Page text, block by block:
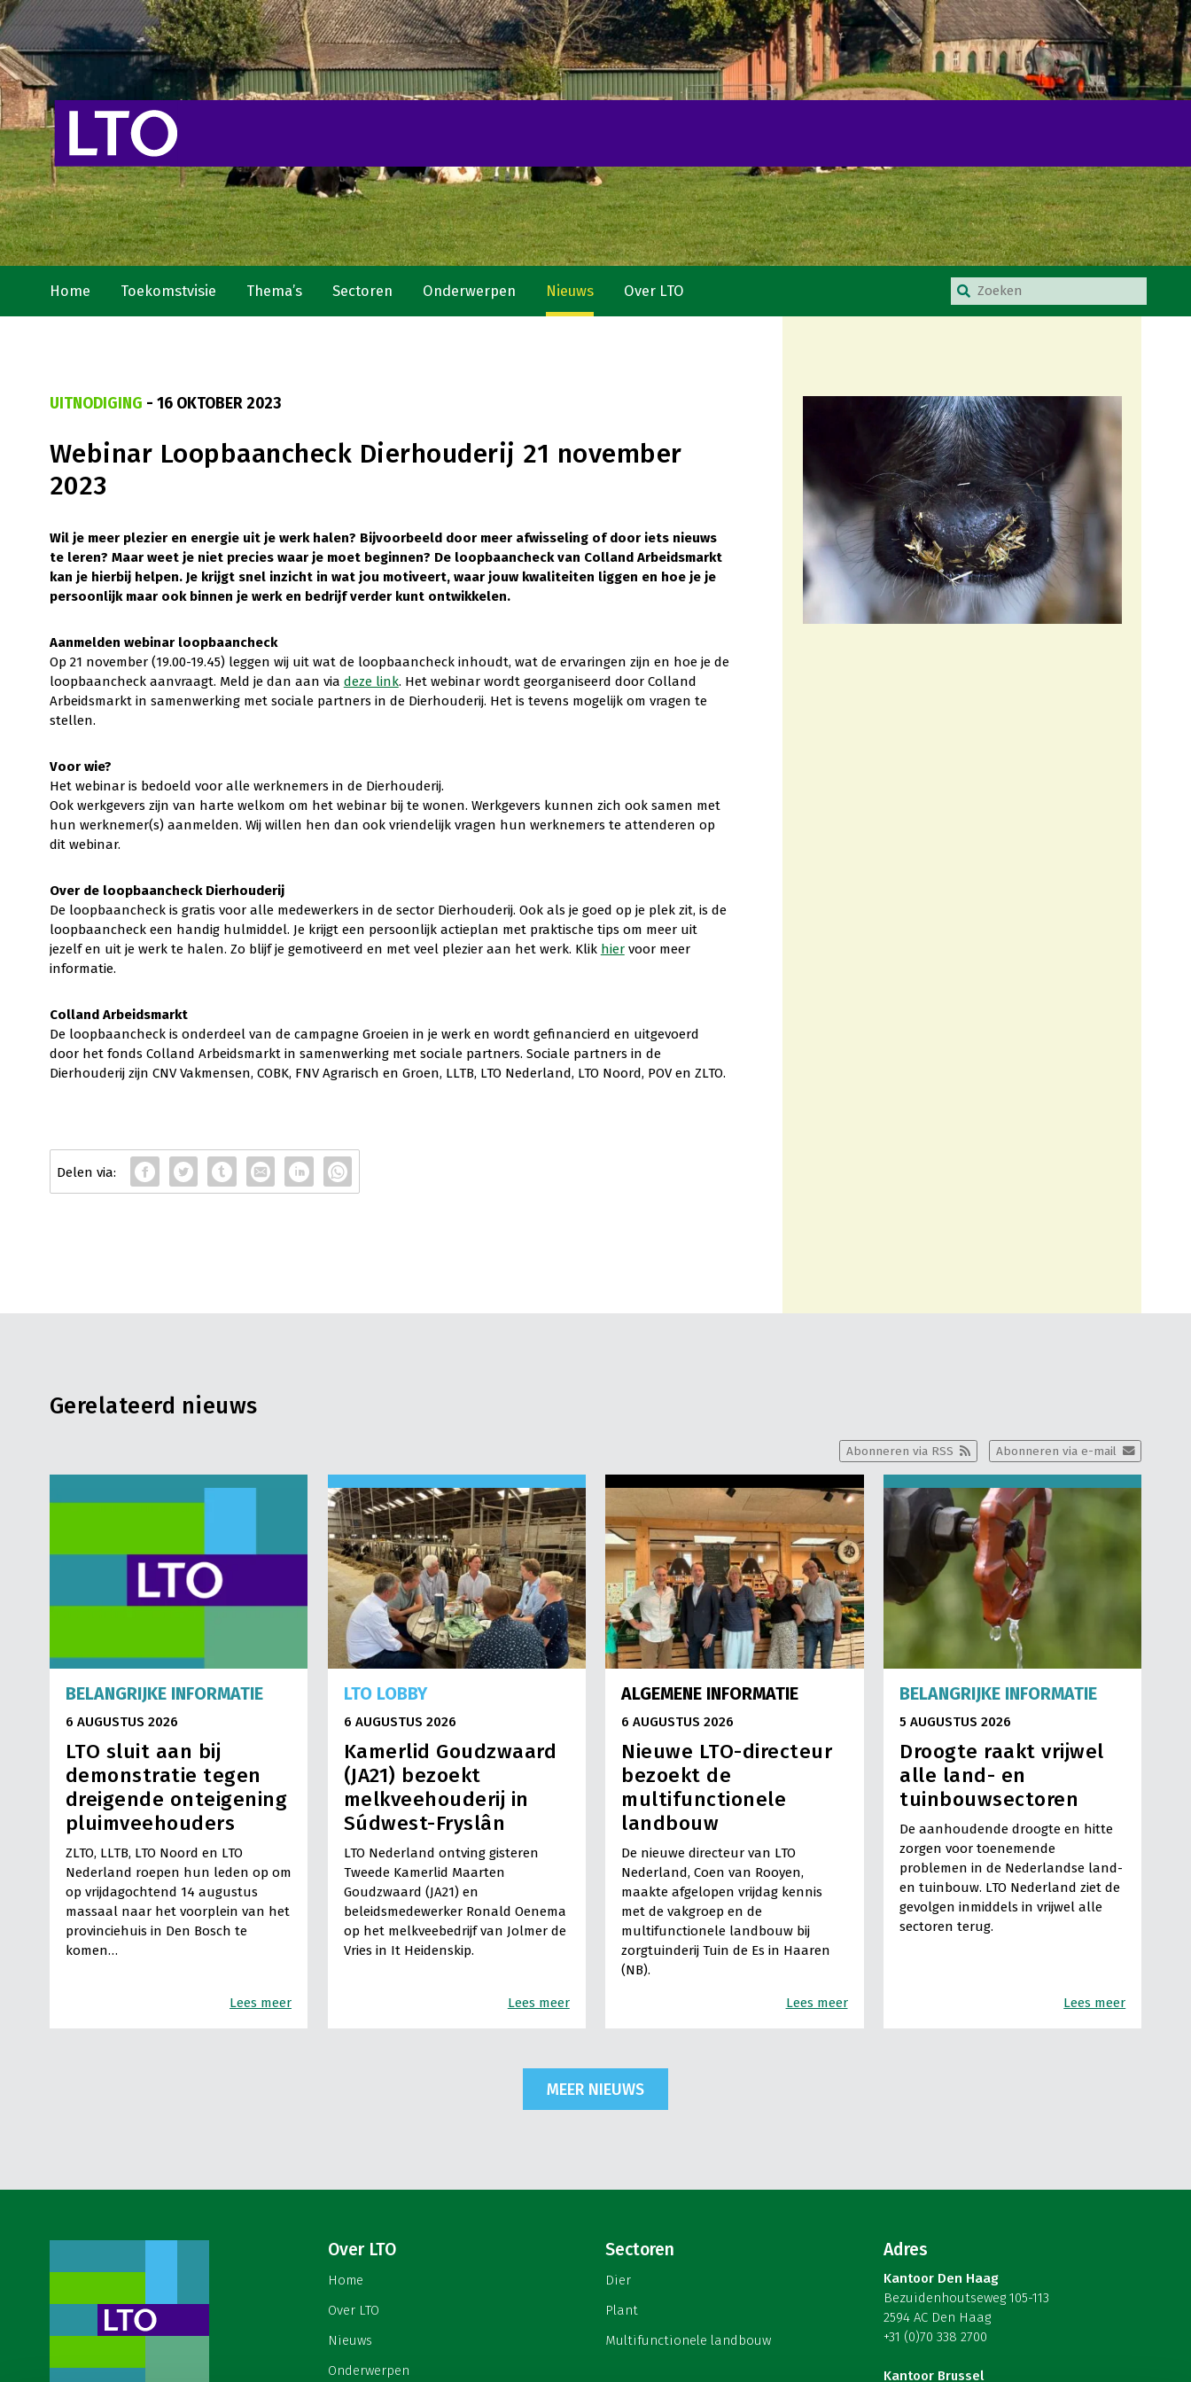
Home Toekomstvisie Thema’s Sectoren Onderwerpen Nieuws Over LTO
UITNODIGING - 16 OKTOBER 2023
Webinar Loopbaancheck Dierhouderij 21 november
2023
Wil je meer plezier en energie uit je werk halen? Bijvoorbeeld door meer afwisseling of door iets nieuws
te leren? Maar weet je niet precies waar je moet beginnen? De loopbaancheck van Colland Arbeidsmarkt
kan je hierbij helpen. Je krijgt snel inzicht in wat jou motiveert, waar jouw kwaliteiten liggen en hoe je je
persoonlijk maar ook binnen je werk en bedrijf verder kunt ontwikkelen.
Aanmelden webinar loopbaancheck
Op 21 november (19.00-19.45) leggen wij uit wat de loopbaancheck inhoudt, wat de ervaringen zijn en hoe je de
loopbaancheck aanvraagt. Meld je dan aan via deze link. Het webinar wordt georganiseerd door Colland
Arbeidsmarkt in samenwerking met sociale partners in de Dierhouderij. Het is tevens mogelijk om vragen te
stellen.
Voor wie?
Het webinar is bedoeld voor alle werknemers in de Dierhouderij.
Ook werkgevers zijn van harte welkom om het webinar bij te wonen. Werkgevers kunnen zich ook samen met
hun werknemer(s) aanmelden. Wij willen hen dan ook vriendelijk vragen hun werknemers te attenderen op
dit webinar.
Over de loopbaancheck Dierhouderij
De loopbaancheck is gratis voor alle medewerkers in de sector Dierhouderij. Ook als je goed op je plek zit, is de
loopbaancheck een handig hulmiddel. Je krijgt een persoonlijk actieplan met praktische tips om meer uit
jezelf en uit je werk te halen. Zo blijf je gemotiveerd en met veel plezier aan het werk. Klik hiervoor meer
informatie.
Colland Arbeidsmarkt
De loopbaancheck is onderdeel van de campagne Groeien in je werk en wordt gefinancierd en uitgevoerd
door het fonds Colland Arbeidsmarkt in samenwerking met sociale partners. Sociale partners in de
Dierhouderij zijn CNV Vakmensen, COBK, FNV Agrarisch en Groen, LLTB, LTO Nederland, LTO Noord, POV en ZLTO.
Gerelateerd nieuws
Abonneren via e-mail
Abonneren via RSS
BELANGRIJKE INFORMATIE
6 AUGUSTUS 2026
LTO sluit aan bij
demonstratie tegen
dreigende onteigening
pluimveehouders
ZLTO, LLTB, LTO Noord en LTO
Nederland roepen hun leden op om
op vrijdagochtend 14 augustus
massaal naar het voorplein van het
provinciehuis in Den Bosch te
komen…
Lees meer
LTO LOBBY
6 AUGUSTUS 2026
Kamerlid Goudzwaard
(JA21) bezoekt
melkveehouderij in
Súdwest-Fryslân
LTO Nederland ontving gisteren
Tweede Kamerlid Maarten
Goudzwaard (JA21) en
beleidsmedewerker Ronald Oenema
op het melkveebedrijf van Jolmer de
Vries in It Heidenskip.
Lees meer
ALGEMENE INFORMATIE
6 AUGUSTUS 2026
Nieuwe LTO-directeur
bezoekt de
multifunctionele
landbouw
De nieuwe directeur van LTO
Nederland, Coen van Rooyen,
maakte afgelopen vrijdag kennis
met de vakgroep en de
multifunctionele landbouw bij
zorgtuinderij Tuin de Es in Haaren
(NB).
Lees meer
BELANGRIJKE INFORMATIE
5 AUGUSTUS 2026
Droogte raakt vrijwel
alle land- en
tuinbouwsectoren
De aanhoudende droogte en hitte
zorgen voor toenemende
problemen in de Nederlandse land-
en tuinbouw. LTO Nederland ziet de
gevolgen inmiddels in vrijwel alle
sectoren terug.
Lees meer
MEER NIEUWS
Over LTO
Home
Over LTO
Nieuws
Onderwerpen
Sectoren
Dier
Plant
Multifunctionele landbouw
Adres
Kantoor Den Haag
Bezuidenhoutseweg 105-113
2594 AC Den Haag
+31 (0)70 338 2700
Kantoor Brussel